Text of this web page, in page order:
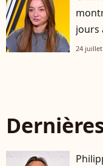
jours
24